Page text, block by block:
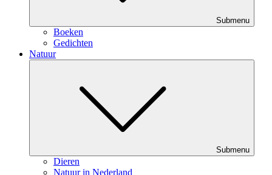
Submenu
Boeken
Gedichten
Natuur
Submenu
Dieren
Natuur in Nederland